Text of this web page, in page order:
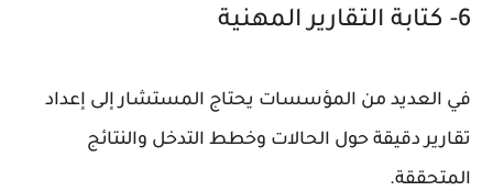
6- كتابة التقارير المهنية
في العديد من المؤسسات يحتاج المستشار إلى إعداد
تقارير دقيقة حول الحالات وخطط التدخل والنتائج
المتحققة.